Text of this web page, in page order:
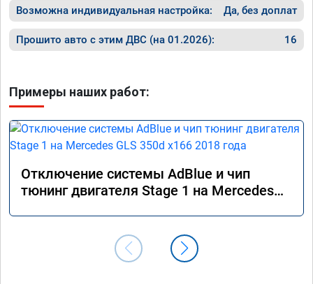
Возможна индивидуальная настройка: Да, без доплат
Прошито авто с этим ДВС (на 01.2026): 16
Примеры наших работ:
Отключение системы AdBlue и чип
тюнинг двигателя Stage 1 на Mercedes